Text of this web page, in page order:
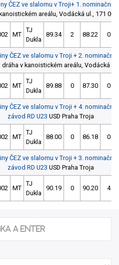
ČEZ ve slalomu v Troji+ 1. nominační
areálu, Vodácká ul., 171 00
MT
TJ
Dukla
89.34 2 88.22 0
ČEZ ve slalomu v Troji + 2. nominační
v kanoistickém areálu, Vodácká
MT
TJ
Dukla
89.88 0 87.30 0
ČEZ ve slalomu v Troji + 4. nominační
závod RD U23 USD Praha Troja
MT
TJ
Dukla
88.00 0 86.18 0
ČEZ ve slalomu v Troji + 3. nominační
závod RD U23 USD Praha Troja
MT
TJ
Dukla
90.19 0 90.20 4